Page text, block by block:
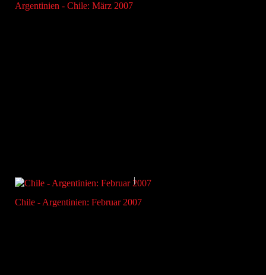
Argentinien - Chile: März 2007
Chile - Argentinien: Februar 2007